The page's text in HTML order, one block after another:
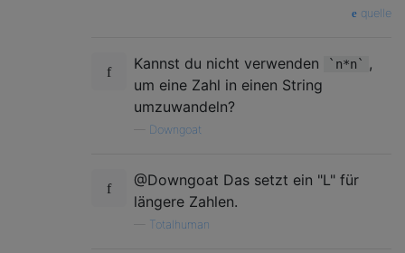
quelle
Kannst du nicht verwenden `n*n` ,
um eine Zahl in einen String
umzuwandeln?
Downgoat
@Downgoat Das setzt ein "L" für
längere Zahlen.
Totalhuman